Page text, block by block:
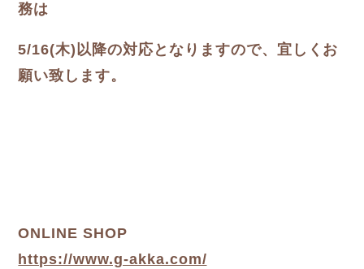
務は
5/16(木)以降の対応となりますので、宜しくお
願い致します。
ONLINE SHOP
https://www.g-akka.com/